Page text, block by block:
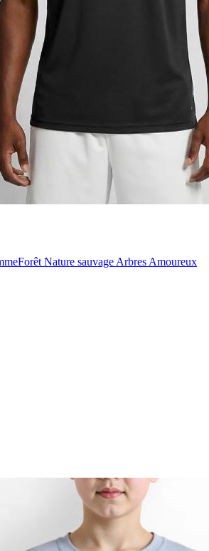
Forêt Nature sauvage Arbres Amoureux